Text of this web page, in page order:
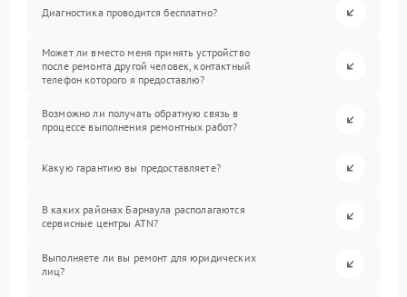
Диагностика проводится бесплатно?
Может ли вместо меня принять устройство
после ремонта другой человек, контактный
телефон которого я предоставлю?
Возможно ли получать обратную связь в
процессе выполнения ремонтных работ?
Какую гарантию вы предоставляете?
В каких районах Барнаула располагаются
сервисные центры ATN?
Выполняете ли вы ремонт для юридических
лиц?